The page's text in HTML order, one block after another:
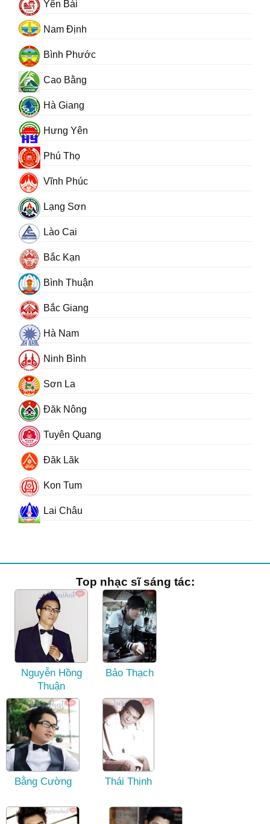
Yên Bái
Nam Định
Bình Phước
Cao Bằng
Hà Giang
Hưng Yên
Phú Thọ
Vĩnh Phúc
Lạng Sơn
Lào Cai
Bắc Kạn
Bình Thuận
Bắc Giang
Hà Nam
Ninh Bình
Sơn La
Đăk Nông
Tuyên Quang
Đăk Lăk
Kon Tum
Lai Châu
Top nhạc sĩ sáng tác:
Nguyễn Hồng
Thuận
Bảo Thạch
Bằng Cường Thái Thịnh